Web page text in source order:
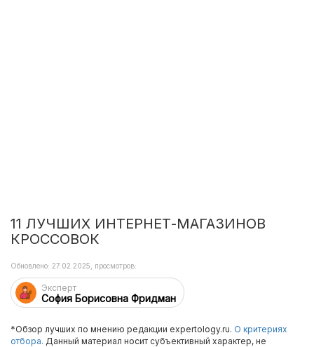
11 ЛУЧШИХ ИНТЕРНЕТ-МАГАЗИНОВ
КРОССОВОК
Эксперт
София Борисовна Фридман
Обновлено: 27.02.2025, просмотров:
*Обзор лучших по мнению редакции expertology.ru. О критериях
отбора. Данный материал носит субъективный характер, не